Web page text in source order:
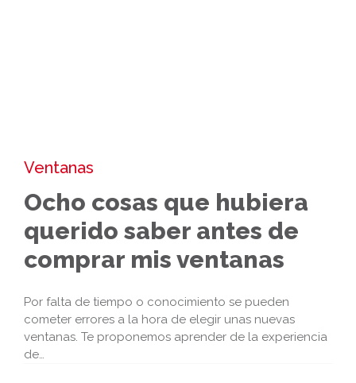
Ventanas
Ocho cosas que hubiera
querido saber antes de
comprar mis ventanas
Por falta de tiempo o conocimiento se pueden
cometer errores a la hora de elegir unas nuevas
ventanas. Te proponemos aprender de la experiencia
de…